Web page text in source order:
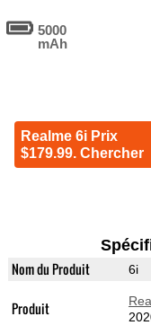
5000
mAh
Realme 6i Prix
$179.99. Chercher
Nom du Produit 6i
Produit